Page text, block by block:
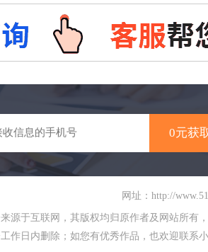
网址：http://
源于互联网，其版权均归原作者及网站所有
作日内删除；如您有优秀作品，也欢迎联系